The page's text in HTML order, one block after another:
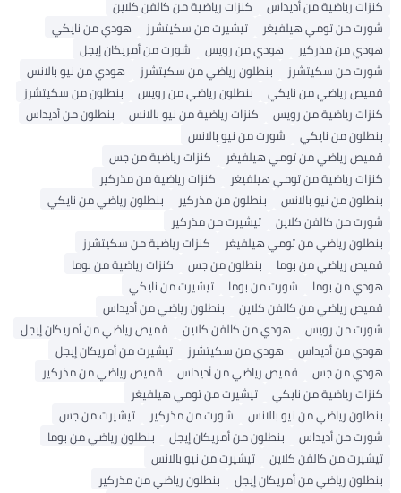
كنزات رياضية من أديداس
كنزات رياضية من كالفن كلاين
شورت من تومي هيلفيغر
تيشيرت من سكيتشرز
هودي من نايكي
هودي من مذركير
هودي من رويس
شورت من أمريكان إيجل
شورت من سكيتشرز
بنطلون رياضي من سكيتشرز
هودي من نيو بالانس
قميص رياضي من نايكي
بنطلون رياضي من رويس
بنطلون من سكيتشرز
كنزات رياضية من رويس
كنزات رياضية من نيو بالانس
بنطلون من أديداس
بنطلون من نايكي
شورت من نيو بالانس
قميص رياضي من تومي هيلفيغر
كنزات رياضية من جس
كنزات رياضية من تومي هيلفيغر
كنزات رياضية من مذركير
بنطلون من نيو بالانس
بنطلون من مذركير
بنطلون رياضي من نايكي
شورت من كالفن كلاين
تيشيرت من مذركير
بنطلون رياضي من تومي هيلفيغر
كنزات رياضية من سكيتشرز
قميص رياضي من بوما
بنطلون من جس
كنزات رياضية من بوما
هودي من بوما
شورت من بوما
تيشيرت من نايكي
قميص رياضي من كالفن كلاين
بنطلون رياضي من أديداس
شورت من رويس
هودي من كالفن كلاين
قميص رياضي من أمريكان إيجل
هودي من أديداس
هودي من سكيتشرز
تيشيرت من أمريكان إيجل
هودي من جس
قميص رياضي من أديداس
قميص رياضي من مذركير
كنزات رياضية من نايكي
تيشيرت من تومي هيلفيغر
بنطلون رياضي من نيو بالانس
شورت من مذركير
تيشيرت من جس
شورت من أديداس
بنطلون من أمريكان إيجل
بنطلون رياضي من بوما
تيشيرت من كالفن كلاين
تيشيرت من نيو بالانس
بنطلون رياضي من أمريكان إيجل
بنطلون رياضي من مذركير